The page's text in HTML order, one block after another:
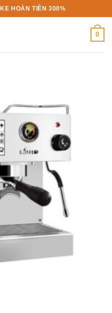
HOÀN TIỀN 300%
0